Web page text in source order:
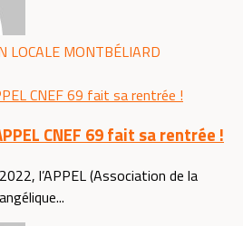
LOCALE MONTBÉLIARD
CNEF 69 fait sa rentrée !
l’APPEL (Association de la